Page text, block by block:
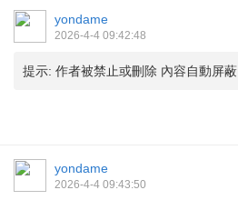
yondame
2026-4-4 09:42:48
提示: 作者被禁止或刪除 內容自動屏蔽
yondame
2026-4-4 09:43:50